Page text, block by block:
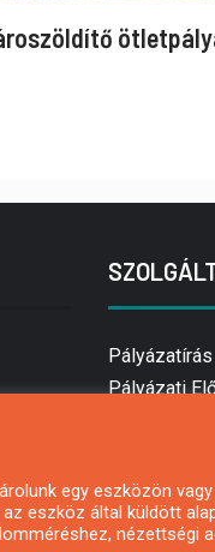
Pályázatírás
Pályázati
egy eszközön
eszköz által küldött
nézettségi